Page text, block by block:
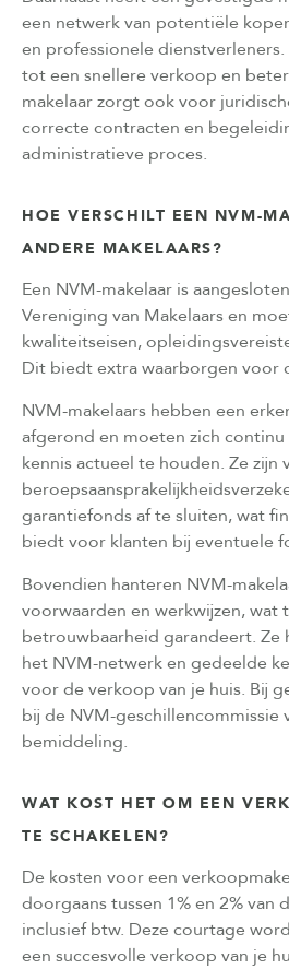
een netwerk van potentiële
en professionele
tot een snellere verkoop en
makelaar zorgt ook voor
correcte contracten en
administratieve proces.
HOE VERSCHILT EEN NVM-
ANDERE MAKELAARS?
Een NVM-makelaar is
Vereniging van Makelaars en
kwaliteitseisen,
Dit biedt extra waarborgen voor
NVM-makelaars hebben een
afgerond en moeten zich
kennis actueel te houden. Ze zijn
garantiefonds af te sluiten, wat
biedt voor klanten bij eventuele
Bovendien hanteren NVM-
voorwaarden en werkwijzen, wat
betrouwbaarheid garandeert.
het NVM-netwerk en gedeelde
voor de verkoop van je huis. Bij
bij de NVM-geschillencommissie
bemiddeling.
WAT KOST HET OM EEN
TE SCHAKELEN?
De kosten voor een
doorgaans tussen 1% en 2% van
inclusief btw. Deze courtage
een succesvolle verkoop van je